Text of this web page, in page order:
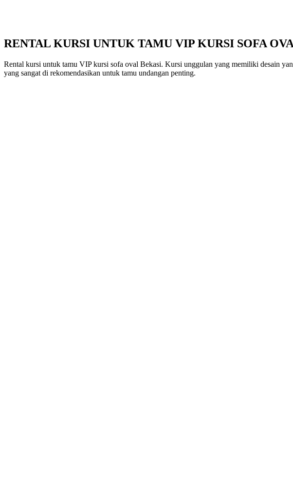
RENTAL KURSI UNTUK TAMU VIP KURSI SOFA
Rental kursi untuk tamu VIP kursi sofa oval Bekasi. Kursi unggulan yang memiliki desain
yang sangat di rekomendasikan untuk tamu undangan penting.